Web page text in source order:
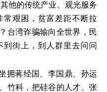
他的传统产业、观光服务
艰困，贫富差距不断拉
台湾诈骗输向全世界，民
街上，到人群里去问问
拥蒋经国、李国鼎、孙运
竹科，把硅谷的人才、张